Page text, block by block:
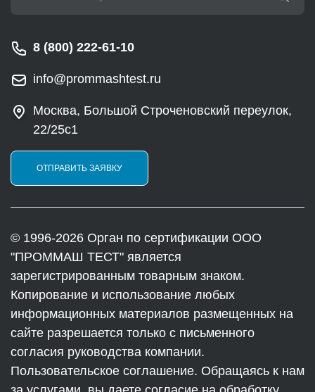
8 (800) 222-61-10
info@prommashtest.ru
Москва, Большой Строченовский переулок,
22/25с1
ОТПРАВИТЬ ЗАЯВКУ
© 1996-2026 Орган по сертификации ООО
"ПРОММАШ ТЕСТ" является
зарегистрированным товарным знаком.
Копирование и использование любых
информационных материалов размещенных на
сайте разрешается только с письменного
согласия руководства компании.
Пользовательское соглашение. Обращаясь к нам